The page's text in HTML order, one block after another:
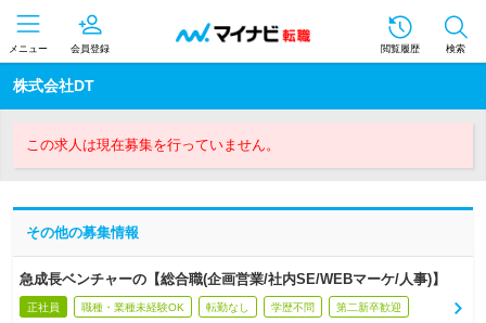
メニュー 会員登録 閲覧履歴 検索
株式会社DT
この求人は現在募集を行っていません。
その他の募集情報
急成長ベンチャーの【総合職(企画営業/社内SE/WEBマーケ/人事)】
正社員 職種・業種未経験OK 転勤なし 学歴不問 第二新卒歓迎